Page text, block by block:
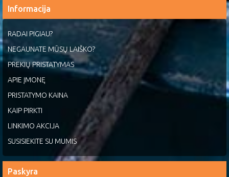
Informacija
RADAI PIGIAU?
NEGAUNATE MŪSŲ LAIŠKO?
PREKIŲ PRISTATYMAS
APIE ĮMONĘ
PRISTATYMO KAINA
KAIP PIRKTI
LINKIMO AKCIJA
SUSISIEKITE SU MUMIS
Paskyra